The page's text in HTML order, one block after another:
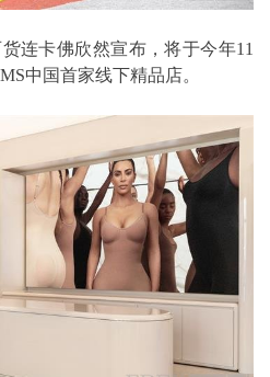
货连卡佛欣然宣布，将于今年11
中国首家线下精品店。